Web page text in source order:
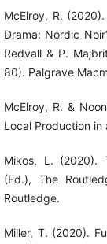
McElroy, R.
Drama: Nordic
Redvall & P.
80). Palgrave
McElroy, R. &
Local Production in
Mikos, L. (2020).
(Ed.), The
Routledge.
Miller, T. (2020).